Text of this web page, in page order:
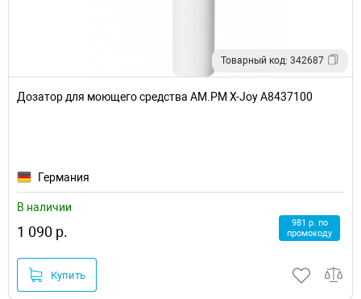
Товарный код: 342687
Дозатор для моющего средства AM.PM X-Joy A8437100
Германия
В наличии
1 090 р.
981 р. по
промокоду
Купить